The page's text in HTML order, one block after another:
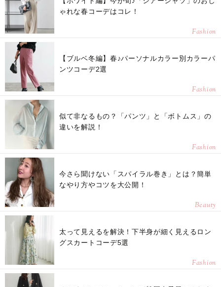
ゃれな春コーデはコレ！
Fashion
【ブルベ冬編】春♪パーソナルカラー別カラーパ
ンツコーデ2選
Fashion
似て非なるもの？「パンツ」と「ボトムス」の
違いを解説！
Fashion
今さら聞けない「スパイラル巻き」とは？簡単
なやり方やコツを大公開！
Beauty
太って見えるを解決！下半身が細く見えるロン
グスカートコーデ5選
Fashion